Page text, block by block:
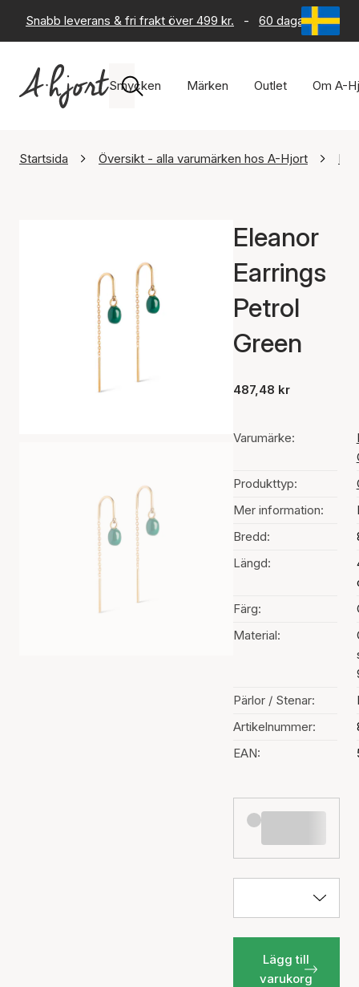
Snabb leverans & fri frakt över 499 kr. - 60 dagars
Smycken Märken Outlet Om A-
Startsida Översikt - alla varumärken hos A-Hjort
Eleanor
Earrings
Petrol
Green
487,48 kr
Varumärke:
Produkttyp:
Mer information:
Bredd:
Längd:
Färg:
Material:
Pärlor / Stenar:
Artikelnummer:
EAN:
Lägg till
varukorg